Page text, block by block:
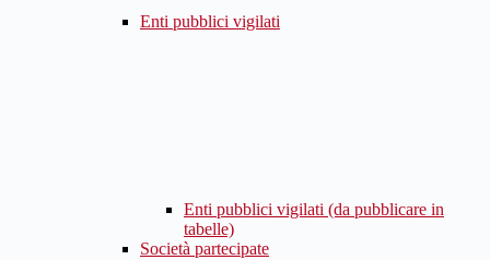
Enti pubblici vigilati
Enti pubblici vigilati (da pubblicare in
tabelle)
Società partecipate